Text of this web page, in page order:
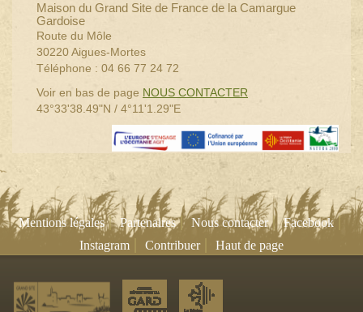
Maison du Grand Site de France de la Camargue
Gardoise
Route du Môle
30220 Aigues-Mortes
Téléphone : 04 66 77 24 72
Voir en bas de page NOUS CONTACTER
43°33'38.49"N / 4°11'1.29"E
Mentions légales|Partenaires|Nous contacter|Facebook|
Instagram| Contribuer| Haut de page